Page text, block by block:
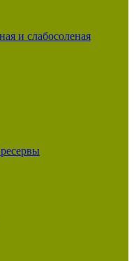
и слабосоленая